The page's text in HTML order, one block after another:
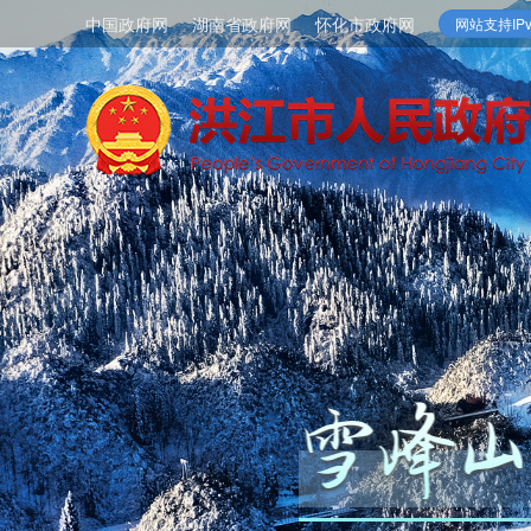
中国政府网 湖南省政府网 怀化市政府网 网站支持